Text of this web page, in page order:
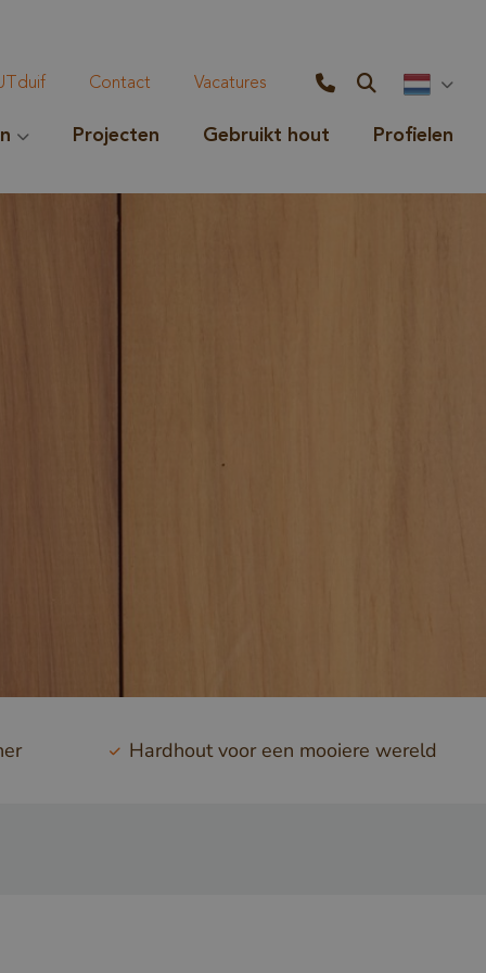
Contact Vacatures
Projecten Gebruikt hout Profielen
Hardhout voor een mooiere wereld